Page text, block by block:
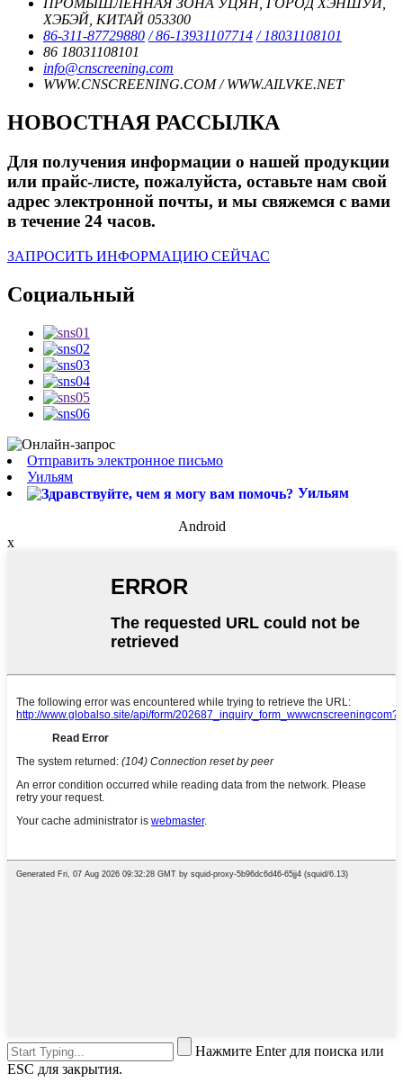
ХЭБЭЙ, КИТАЙ 053300
86-311-87729880 / 86-13931107714 / 18031108101
86 18031108101
info@cnscreening.com
WWW.CNSCREENING.COM / WWW.AILVKE.NET
НОВОСТНАЯ РАССЫЛКА
Для получения информации о нашей продукции
или прайс-листе, пожалуйста, оставьте нам свой
адрес электронной почты, и мы свяжемся с вами
в течение 24 часов.
ЗАПРОСИТЬ ИНФОРМАЦИЮ СЕЙЧАС
Социальный
Отправить электронное письмо
Уильям
Уильям
Android
x
Нажмите Enter для поиска или
ESC для закрытия.